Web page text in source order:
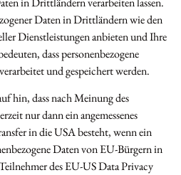
Daten in Drittländern wie den
Dienstleistungen anbieten und Ihre
dass personenbezogene
und gespeichert werden.
hin, dass nach Meinung des
nur dann ein angemessenes
in die USA besteht, wenn ein
Daten von EU-Bürgern in
des EU-US Data Privacy